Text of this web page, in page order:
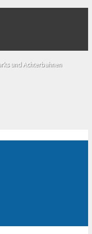
und Achterbahnen